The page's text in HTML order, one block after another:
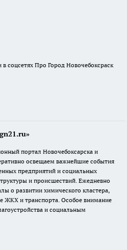
соцсетях Про Город Новочебоксраск
портал Новочебоксарска и
освещаем важнейшие события
предприятий и социальных
и происшествий. Ежедневно
о развитии химического кластера,
ЖКХ и транспорта. Особое внимание
и социальным